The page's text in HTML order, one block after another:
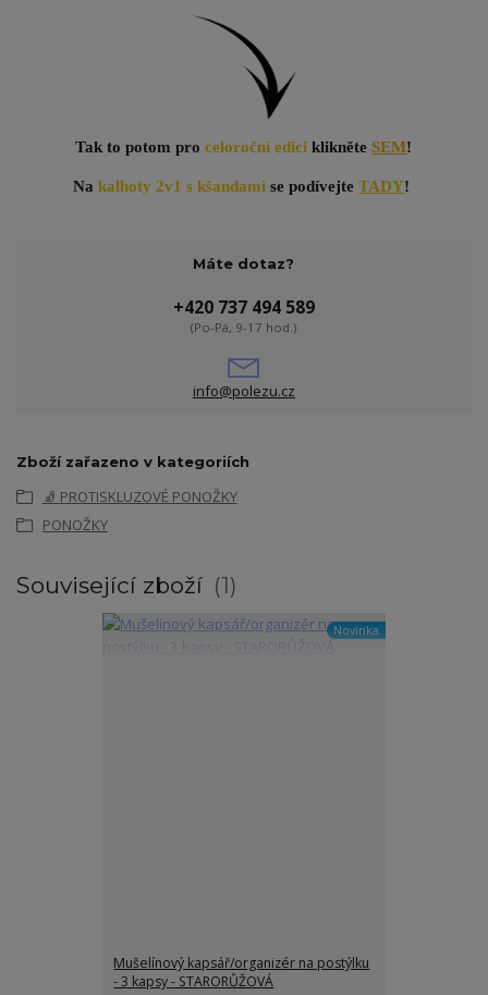
Tak to potom proceloroční edici klikněteSEM!
Nakalhoty 2v1 s kšandami se podívejteTADY!
Máte dotaz?
+420 737 494 589
(Po-Pá, 9-17 hod.)
info@polezu.cz
Zboží zařazeno v kategoriích
🧦 PROTISKLUZOVÉ PONOŽKY
PONOŽKY
Související zboží 1
Novinka
Mušelínový kapsář/organizér na postýlku
- 3 kapsy - STARORŮŽOVÁ